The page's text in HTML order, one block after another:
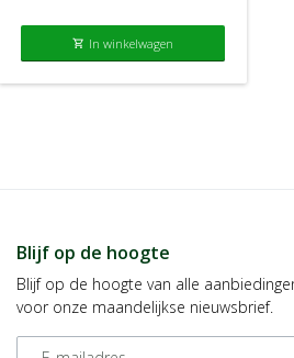
shopping_cart In winkelwagen
Blijf op de hoogte
Blijf op de hoogte van alle
voor onze maandelijkse nieuwsbrief.
E-mailadres